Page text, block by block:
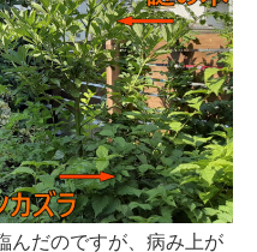
んだのですが、病み上が